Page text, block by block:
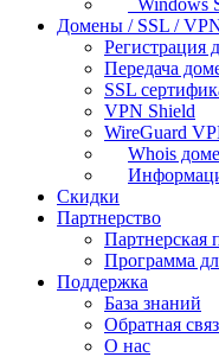
Windows
Домены / SSL /
Регистрация
Передача
SSL
VPN Shield
WireGuard
Whois
Скидки
Партнерство
Партнерская
Программа
Поддержка
База знаний
Обратная
О нас